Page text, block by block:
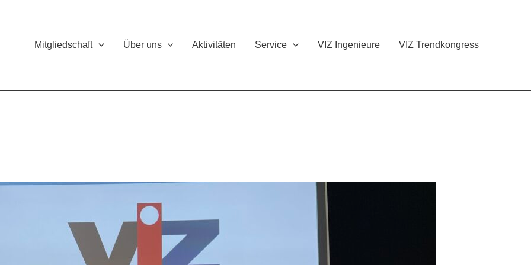
Mitgliedschaft Über uns Aktivitäten Service VIZ Ingenieure VIZ Trendkongress